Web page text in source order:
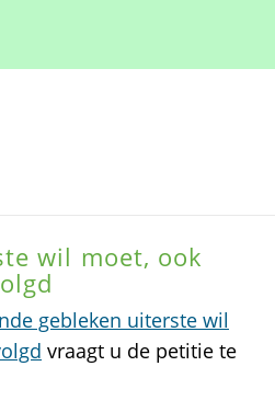
wil moet, ook
gebleken uiterste wil
vraagt u de petitie te